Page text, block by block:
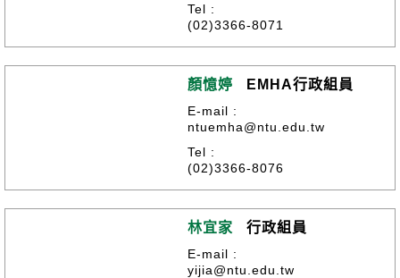
Tel :
(02)3366-8071
顏憶婷 EMHA行政組員
E-mail :
ntuemha@ntu.edu.tw
Tel :
(02)3366-8076
林宜家 行政組員
E-mail :
yijia@ntu.edu.tw